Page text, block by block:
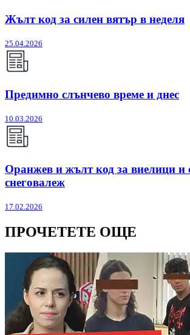
Жълт код за силен вятър в неделя
25.04.2026
Предимно слънчево време и днес
10.03.2026
Оранжев и жълт код за виелици и
снеговалеж
17.02.2026
ПРОЧЕТЕТЕ ОЩЕ